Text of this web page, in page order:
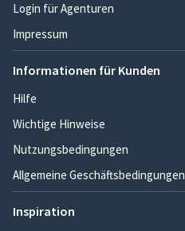
Login für Agenturen
Impressum
Informationen für Kunden
Hilfe
Wichtige Hinweise
Nutzungsbedingungen
Allgemeine Geschäftsbedingungen
Inspiration